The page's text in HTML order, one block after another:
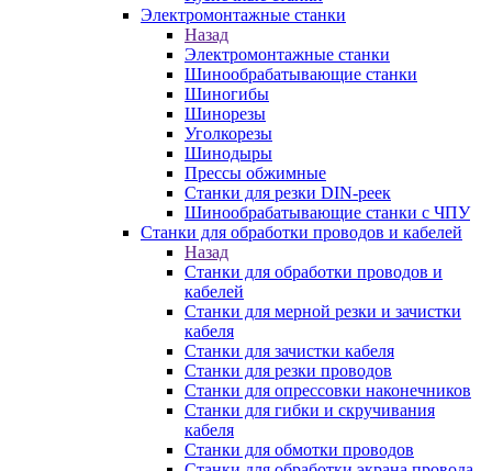
Электромонтажные станки
Назад
Электромонтажные станки
Шинообрабатывающие станки
Шиногибы
Шинорезы
Уголкорезы
Шинодыры
Прессы обжимные
Станки для резки DIN-реек
Шинообрабатывающие станки с ЧПУ
Станки для обработки проводов и кабелей
Назад
Станки для обработки проводов и
кабелей
Станки для мерной резки и зачистки
кабеля
Станки для зачистки кабеля
Станки для резки проводов
Станки для опрессовки наконечников
Станки для гибки и скручивания
кабеля
Станки для обмотки проводов